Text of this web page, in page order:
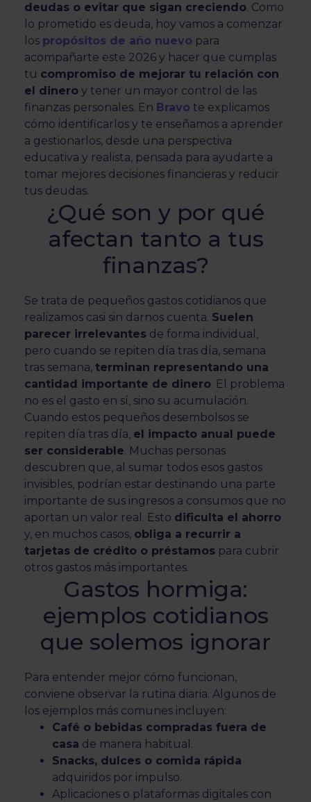
deudas o evitar que sigan creciendo. Como
lo prometido es deuda, hoy vamos a comenzar
los propósitos de año nuevo para
acompañarte este 2026 y hacer que cumplas
tu compromiso de mejorar tu relación con
el dinero y tener un mayor control de las
finanzas personales. En Bravo te explicamos
cómo identificarlos y te enseñamos a aprender
a gestionarlos, desde una perspectiva
educativa y realista, pensada para ayudarte a
tomar mejores decisiones financieras y reducir
tus deudas.
¿Qué son y por qué
afectan tanto a tus
finanzas?
Se trata de pequeños gastos cotidianos que
realizamos casi sin darnos cuenta. Suelen
parecer irrelevantes de forma individual,
pero cuando se repiten día tras día, semana
tras semana, terminan representando una
cantidad importante de dinero. El problema
no es el gasto en sí, sino su acumulación.
Cuando estos pequeños desembolsos se
repiten día tras día, el impacto anual puede
ser considerable. Muchas personas
descubren que, al sumar todos esos gastos
invisibles, podrían estar destinando una parte
importante de sus ingresos a consumos que no
aportan un valor real. Esto dificulta el ahorro
y, en muchos casos, obliga a recurrir a
tarjetas de crédito o préstamos para cubrir
otros gastos más importantes.
Gastos hormiga:
ejemplos cotidianos
que solemos ignorar
Para entender mejor cómo funcionan,
conviene observar la rutina diaria. Algunos de
los ejemplos más comunes incluyen:
Café o bebidas compradas fuera de
casa de manera habitual.
Snacks, dulces o comida rápida
adquiridos por impulso.
Aplicaciones o plataformas digitales con